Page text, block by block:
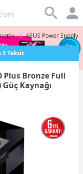
ASUS Power Supply
3 Taksit
Plus Bronze Full
Kaynağı